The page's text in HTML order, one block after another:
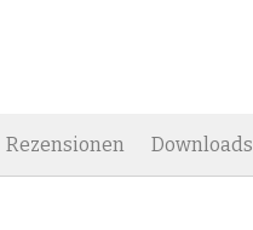
Rezensionen Downloads